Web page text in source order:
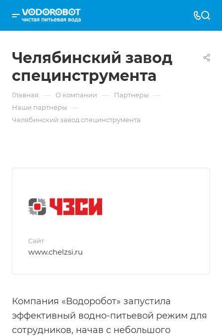
Челябинский завод
специнструмента
Главная — О компании — Партнеры —
Наши партнеры —
Челябинский завод специнструмента
Сайт
www.chelzsi.ru
Компания «Водоробот» запустила
эффективный водно-питьевой режим для
сотрудников, начав с небольшого